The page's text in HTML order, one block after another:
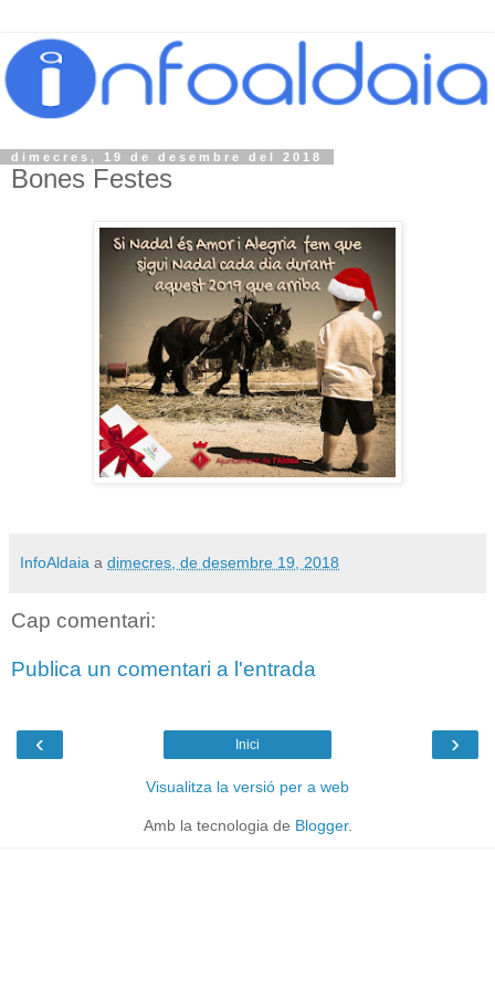
dimecres, 19 de desembre del 2018
Bones Festes
InfoAldaia a dimecres, de desembre 19, 2018
Cap comentari:
Publica un comentari a l'entrada
‹ ›
Inici
Visualitza la versió per a web
Amb la tecnologia de Blogger.